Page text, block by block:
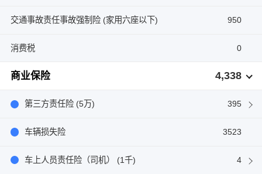
交通事故责任事故强制险 (家用六座以下) 950
消费税 0
商业保险 4,338
第三方责任险 (5万) 395
车辆损失险 3523
车上人员责任险（司机） (1千) 4